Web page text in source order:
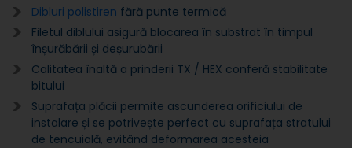
Dibluri polistiren fără punte termică
Filetul diblului asigură blocarea în substrat în timpul
înșurăbării și deșurubării
Calitatea înaltă a prinderii TX / HEX conferă stabilitate
bitului
Suprafața plăcii permite ascunderea orificiului de
instalare și se potrivește perfect cu suprafața stratului
de tencuială, evitând deformarea acesteia